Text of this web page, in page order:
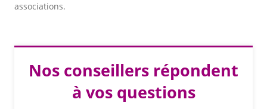
associations.
Nos conseillers répondent
à vos questions